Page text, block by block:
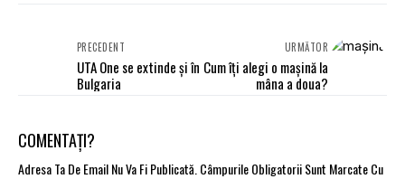
PRECEDENT
UTA One se extinde și în
Bulgaria
URMĂTOR
Cum îți alegi o mașină la
mâna a doua?
COMENTAȚI?
Adresa Ta De Email Nu Va Fi Publicată. Câmpurile Obligatorii Sunt Marcate Cu